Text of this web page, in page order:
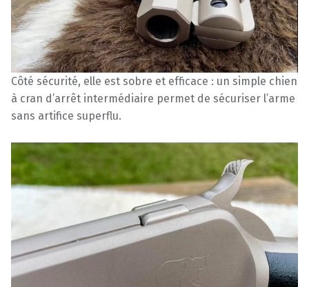
Côté sécurité, elle est sobre et efficace : un simple chien
à cran d’arrêt intermédiaire permet de sécuriser l’arme
sans artifice superflu.